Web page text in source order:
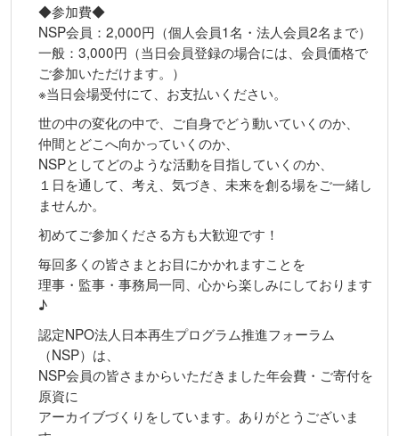
◆参加費◆
NSP会員：2,000円（個人会員1名・法人会員2名まで）
一般：3,000円（当日会員登録の場合には、会員価格で
ご参加いただけます。）
※当日会場受付にて、お支払いください。
世の中の変化の中で、ご自身でどう動いていくのか、
仲間とどこへ向かっていくのか、
NSPとしてどのような活動を目指していくのか、
１日を通して、考え、気づき、未来を創る場をご一緒し
ませんか。
初めてご参加くださる方も大歓迎です！
毎回多くの皆さまとお目にかかれますことを
理事・監事・事務局一同、心から楽しみにしております
♪
認定NPO法人日本再生プログラム推進フォーラム
（NSP）は、
NSP会員の皆さまからいただきました年会費・ご寄付を
原資に
アーカイブづくりをしています。ありがとうございま